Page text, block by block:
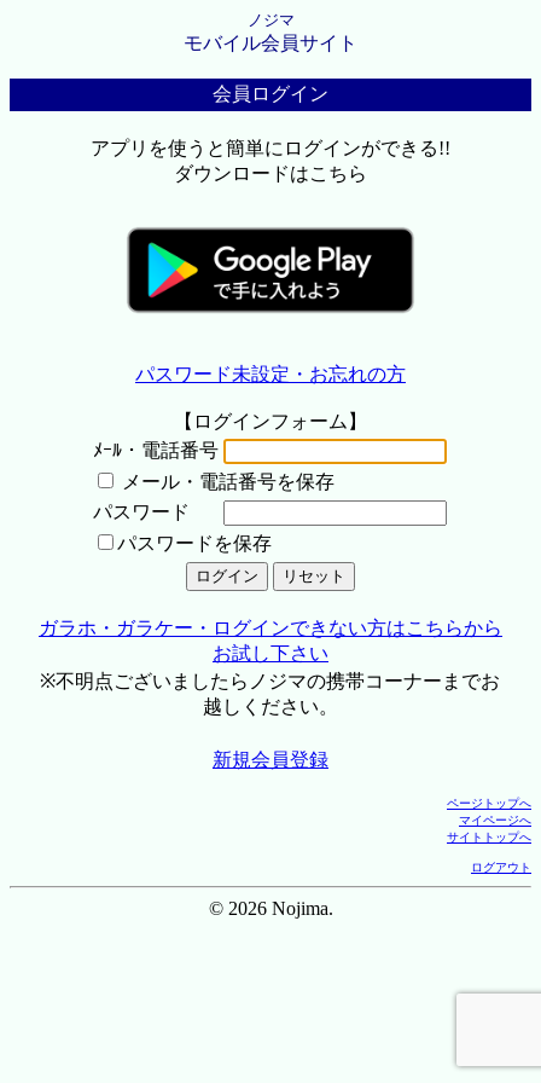
ノジマ
モバイル会員サイト
会員ログイン
アプリを使うと簡単にログインができる!!
ダウンロードはこちら
パスワード未設定・お忘れの方
【ログインフォーム】
ﾒｰﾙ・電話番号
メール・電話番号を保存
パスワード
パスワードを保存
ガラホ・ガラケー・ログインできない方はこちらから
お試し下さい
※不明点ございましたらノジマの携帯コーナーまでお
越しください。
新規会員登録
ページトップへ
マイページへ
サイトトップへ
ログアウト
© 2026 Nojima.